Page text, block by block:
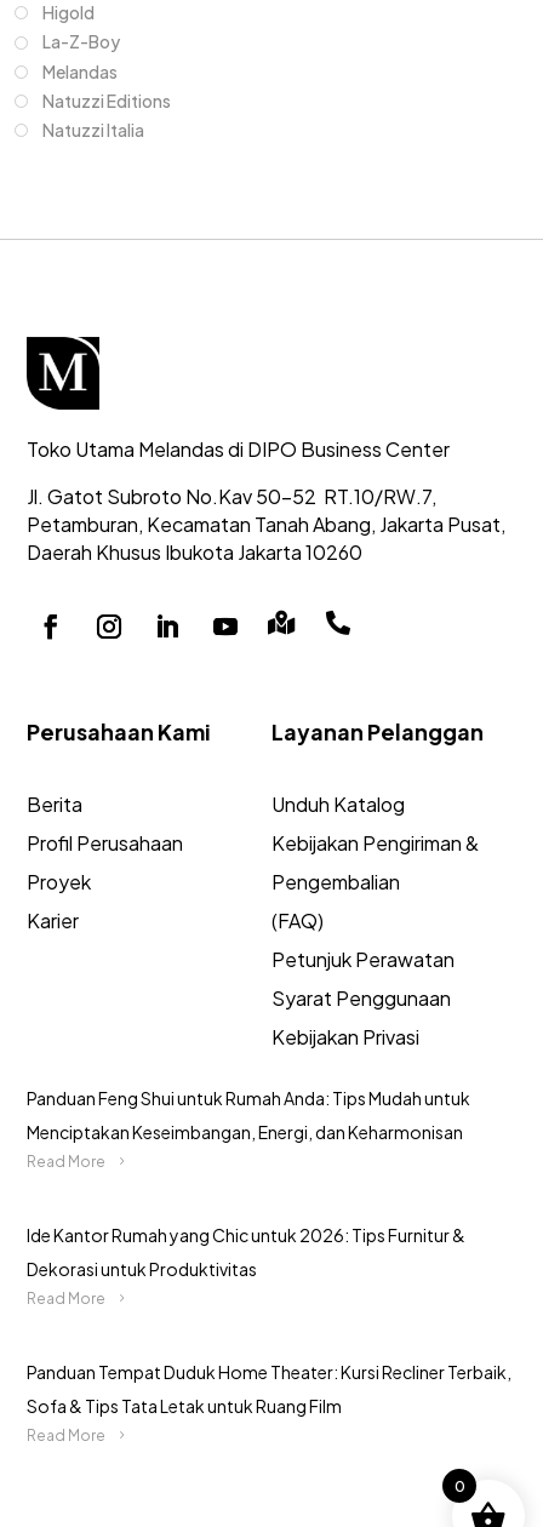
Higold
La-Z-Boy
Melandas
Natuzzi Editions
Natuzzi Italia
Toko Utama Melandas di DIPO Business Center
Jl. Gatot Subroto No.Kav 50-52 RT.10/RW.7,
Petamburan, Kecamatan Tanah Abang, Jakarta Pusat,
Daerah Khusus Ibukota Jakarta 10260
 
Perusahaan Kami
Berita
Profil Perusahaan
Proyek
Karier
Layanan Pelanggan
Unduh Katalog
Kebijakan Pengiriman &
Pengembalian
(FAQ)
Petunjuk Perawatan
Syarat Penggunaan
Kebijakan Privasi
Panduan Feng Shui untuk Rumah Anda: Tips Mudah untuk
Menciptakan Keseimbangan, Energi, dan Keharmonisan
Read More
Ide Kantor Rumah yang Chic untuk 2026: Tips Furnitur &
Dekorasi untuk Produktivitas
Read More
Panduan Tempat Duduk Home Theater: Kursi Recliner Terbaik,
Sofa & Tips Tata Letak untuk Ruang Film
Read More
0